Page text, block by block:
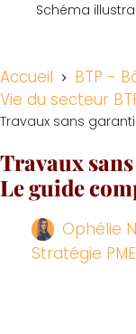
Schéma
Accueil
BTP -
Vie du secteur
Travaux sans
Travaux
Le guide
Ophélie
Stratégie PME